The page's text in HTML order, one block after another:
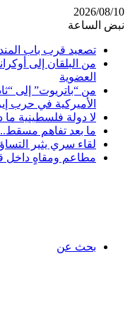
2026/08/10
نبض الساعة
تصعيد قرب باب
من البلقان إلى
العضوية
من “باتريوت” إلى
الأميركية في حرب
لا دولة فلسطينية ما
ما بعد تفاهم
لقاء سري يثير
مطاعم ومقاهٍ داخل
بحث عن